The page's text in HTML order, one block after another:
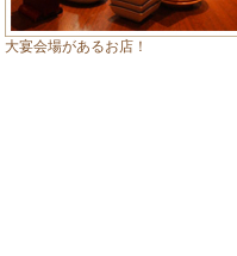
大宴会場があるお店！